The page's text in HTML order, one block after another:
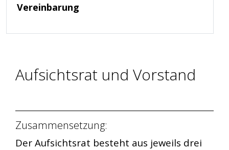
Vereinbarung
Aufsichtsrat und Vorstand
Zusammensetzung:
Der Aufsichtsrat besteht aus jeweils drei